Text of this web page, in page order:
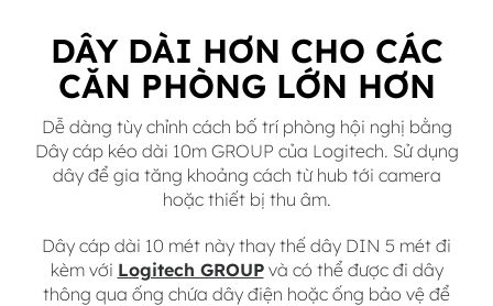
DÂY DÀI HƠN CHO CÁC
CĂN PHÒNG LỚN HƠN
Dễ dàng tùy chỉnh cách bố trí phòng hội nghị bằng
Dây cáp kéo dài 10m GROUP của Logitech. Sử dụng
dây để gia tăng khoảng cách từ hub tới camera
hoặc thiết bị thu âm.
Dây cáp dài 10 mét này thay thế dây DIN 5 mét đi
kèm với Logitech GROUPvà có thể được đi dây
thông qua ống chứa dây điện hoặc ống bảo vệ để